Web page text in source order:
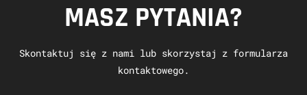
MASZ PYTANIA?
Skontaktuj się z nami lub skorzystaj z formularza
kontaktowego.